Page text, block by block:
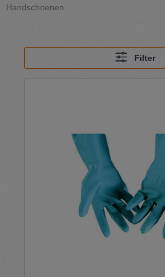
Handschoenen
Filter